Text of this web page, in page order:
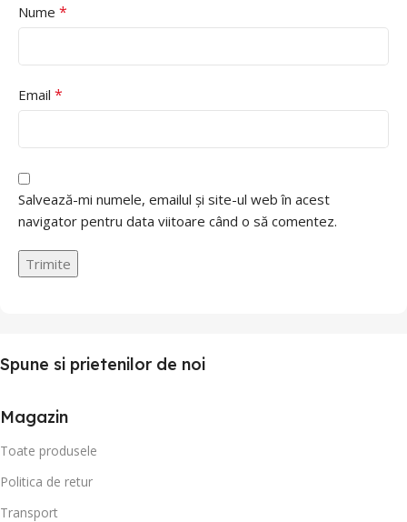
Nume *
Email *
Salvează-mi numele, emailul și site-ul web în acest
navigator pentru data viitoare când o să comentez.
Spune si prietenilor de noi
Magazin
Toate produsele
Politica de retur
Transport